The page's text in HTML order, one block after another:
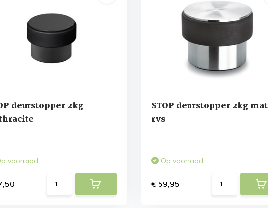
deurstopper 2kg
voorraad
STOP deurstopper 2kg mat
rvs
Op voorraad
€ 59,95